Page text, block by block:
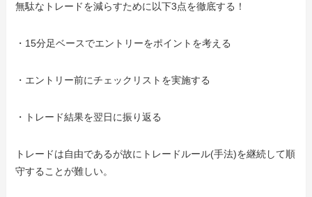
無駄なトレードを減らすために以下3点を徹底する！
・15分足ベースでエントリーをポイントを考える
・エントリー前にチェックリストを実施する
・トレード結果を翌日に振り返る
トレードは自由であるが故にトレードルール(手法)を継続して順
守することが難しい。